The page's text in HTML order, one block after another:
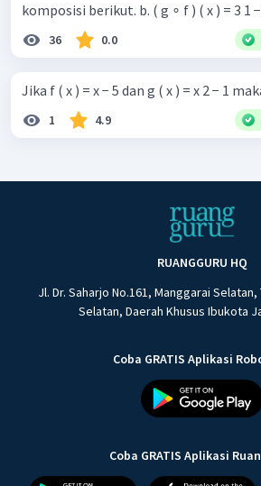
komposisi berikut. b. ( g ∘ f ) ( x ) = 3
36 0.0
Jika f ( x ) = x − 5 dan g ( x ) = x 2 − 1
1 4.9
RUANGGURU HQ
Jl. Dr. Saharjo No.161, Manggarai
Selatan, Daerah Khusus Ibukota
Coba GRATIS Aplikasi
Coba GRATIS Aplikasi